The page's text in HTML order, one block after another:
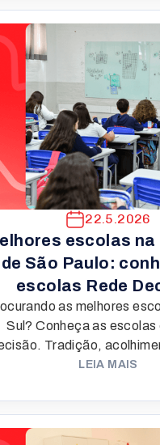
22.5.2026
escolas na
de São Paulo:
escolas Rede
as melhores
Sul? Conheça as escolas
Tradição,
da Educação Infantil ao
LEIA MAIS